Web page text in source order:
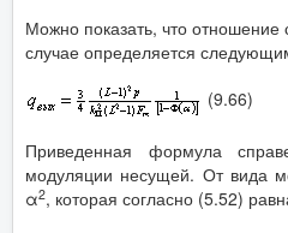
Можно показать, что отношение
случае определяется
(9.66)
Приведенная формула
модуляции несущей. От вида
α2, которая согласно (5.52)